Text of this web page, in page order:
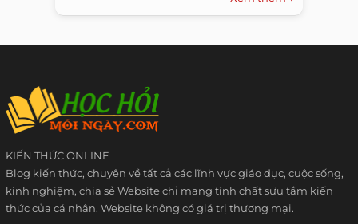
KIẾN THỨC ONLINE
Blog kiến thức, chuyên về tất cả các lĩnh vực giáo dục, cuộc sống,
kinh nghiệm, chia sẻ Website chỉ mang tính chất sưu tầm kiến
thức của cá nhân. Website không có giá trị thương mại.